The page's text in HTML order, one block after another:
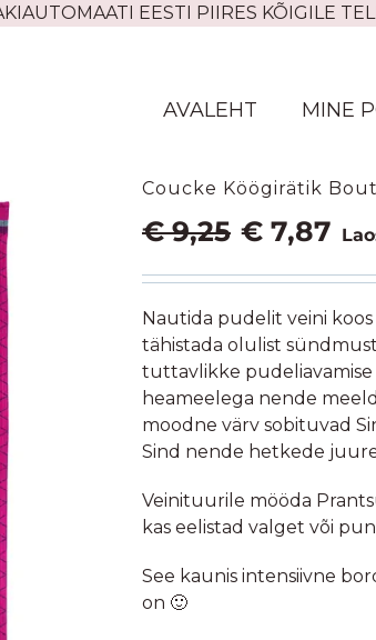
EESTI PIIRES KÕIGILE
AVALEHT MINE
Coucke Köögirätik
€9,25 Algne
hind
oli:
€ 7,87
on:
Nautida pudelit veini
tähistada olulist
tuttavlikke pudeliavamise
heameelega nende
moodne värv sobituvad
Sind nende hetkede
Veinituurile mööda
kas eelistad valget või
See kaunis intensiivne
on 🙂